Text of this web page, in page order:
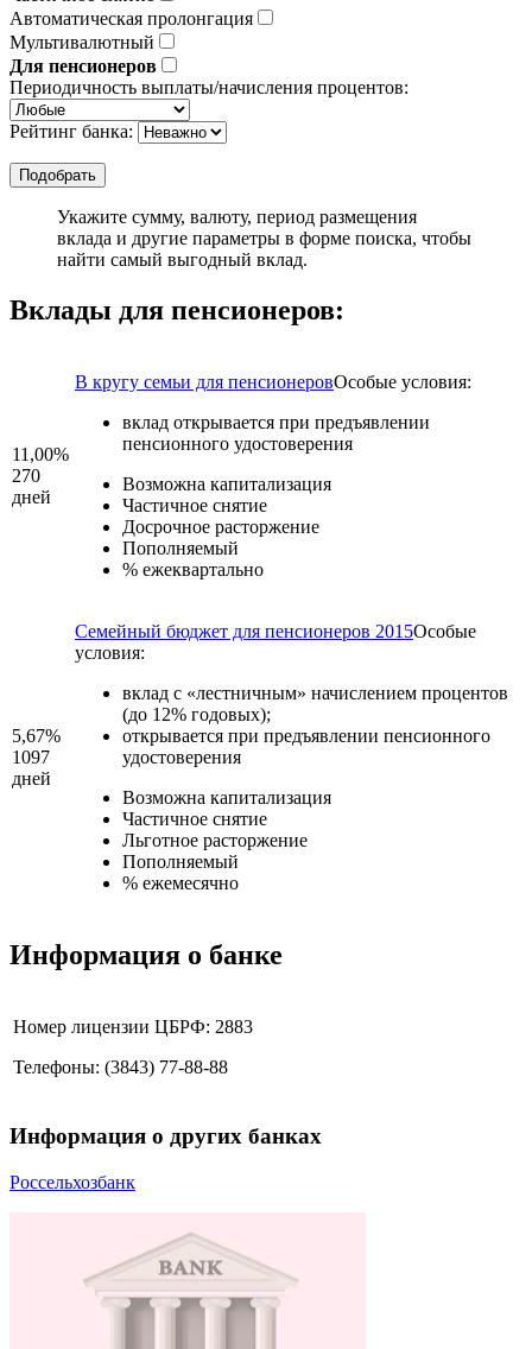
Автоматическая пролонгация
Мультивалютный
Для пенсионеров
Периодичность выплаты/начисления процентов:
Рейтинг банка:
Укажите сумму, валюту, период размещения
вклада и другие параметры в форме поиска, чтобы
найти самый выгодный вклад.
Вклады для пенсионеров:
11,00%
270
дней
В кругу семьи для пенсионеровОсобые условия:
вклад открывается при предъявлении
пенсионного удостоверения
Возможна капитализация
Частичное снятие
Досрочное расторжение
Пополняемый
% ежеквартально
5,67%
1097
дней
Семейный бюджет для пенсионеров 2015Особые
условия:
вклад с «лестничным» начислением процентов
(до 12% годовых);
открывается при предъявлении пенсионного
удостоверения
Возможна капитализация
Частичное снятие
Льготное расторжение
Пополняемый
% ежемесячно
Информация о банке
Номер лицензии ЦБРФ: 2883
Телефоны: (3843) 77-88-88
Информация о других банках
Россельхозбанк